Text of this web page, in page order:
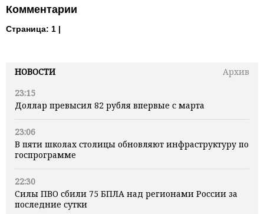
НОВОСТИ
Архив
23:15
Доллар превысил 82 рубля впервые с марта
23:06
В пяти школах столицы обновляют инфраструктуру по
госпрограмме
22:30
Силы ПВО сбили 75 БПЛА над регионами России за
последние сутки
Комментарии
Страница: 1 |